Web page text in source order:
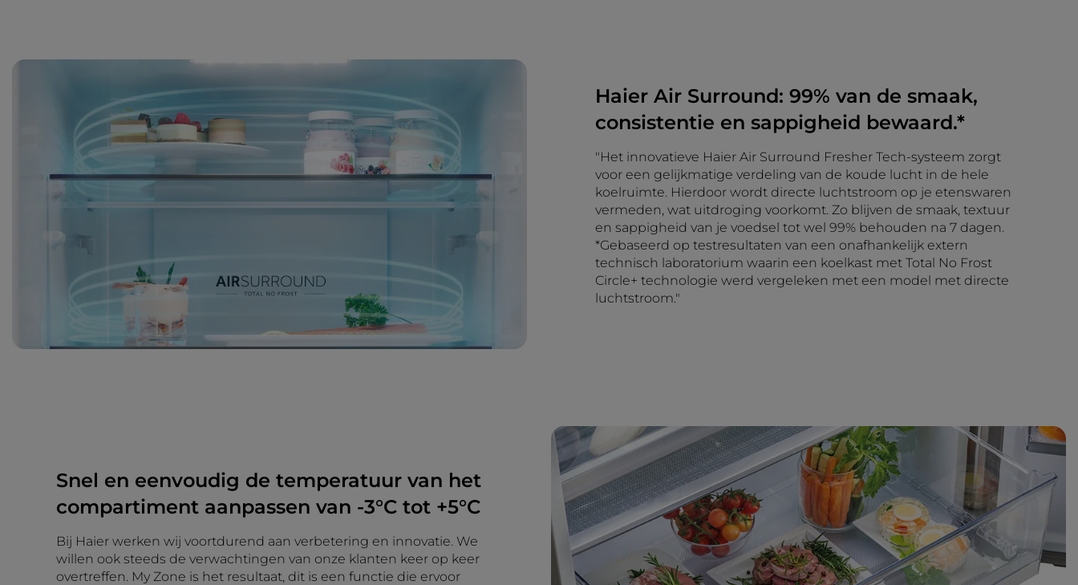
Haier Air Surround: 99% van de smaak,
consistentie en sappigheid bewaard.*
"Het innovatieve Haier Air Surround Fresher Tech-systeem zorgt
voor een gelijkmatige verdeling van de koude lucht in de hele
koelruimte. Hierdoor wordt directe luchtstroom op je etenswaren
vermeden, wat uitdroging voorkomt. Zo blijven de smaak, textuur
en sappigheid van je voedsel tot wel 99% behouden na 7 dagen.
*Gebaseerd op testresultaten van een onafhankelijk extern
technisch laboratorium waarin een koelkast met Total No Frost
Circle+ technologie werd vergeleken met een model met directe
luchtstroom."
Snel en eenvoudig de temperatuur van het
compartiment aanpassen van -3°C tot +5°C
Bij Haier werken wij voortdurend aan verbetering en innovatie. We
willen ook steeds de verwachtingen van onze klanten keer op keer
overtreffen. My Zone is het resultaat, dit is een functie die ervoor